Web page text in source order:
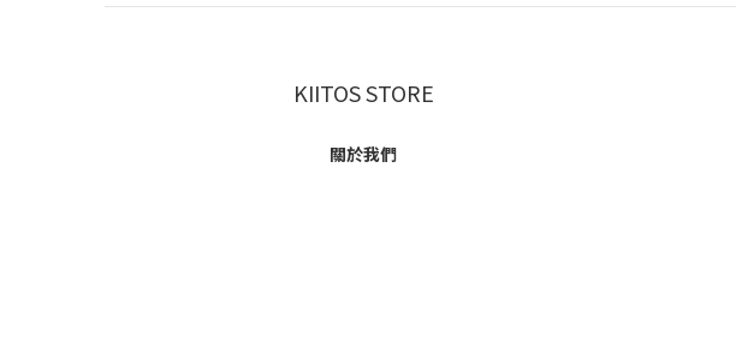
KIITOS STORE
關於我們